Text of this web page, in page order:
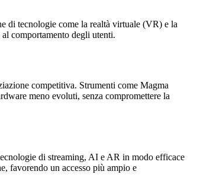
di tecnologie come la realtà virtuale (VR) e la
comportamento degli utenti.
competitiva. Strumenti come Magma
meno evoluti, senza compromettere la
di streaming, AI e AR in modo efficace
favorendo un accesso più ampio e